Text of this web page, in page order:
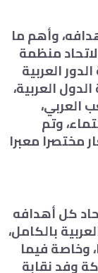
وأهم ما
منظمة
الدور العربية
الدول العربية،
العربي،
وتم
مختصرا معبرا
كل أهدافه
بالكامل،
وخاصة فيما
وفد نقابة